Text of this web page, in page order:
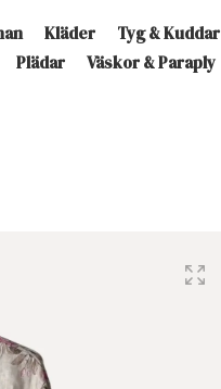
Kläder Tyg & Kuddar
Plädar Väskor & Paraply